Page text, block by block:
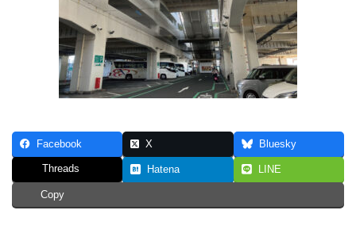
Facebook X Bluesky
Threads Hatena LINE
Copy